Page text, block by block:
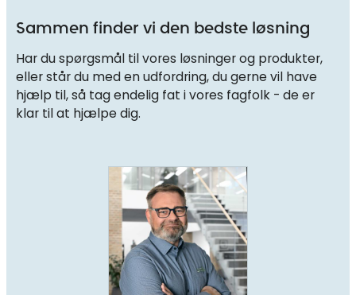
Sammen finder vi den bedste løsning
Har du spørgsmål til vores løsninger og produkter,
eller står du med en udfordring, du gerne vil have
hjælp til, så tag endelig fat i vores fagfolk - de er
klar til at hjælpe dig.